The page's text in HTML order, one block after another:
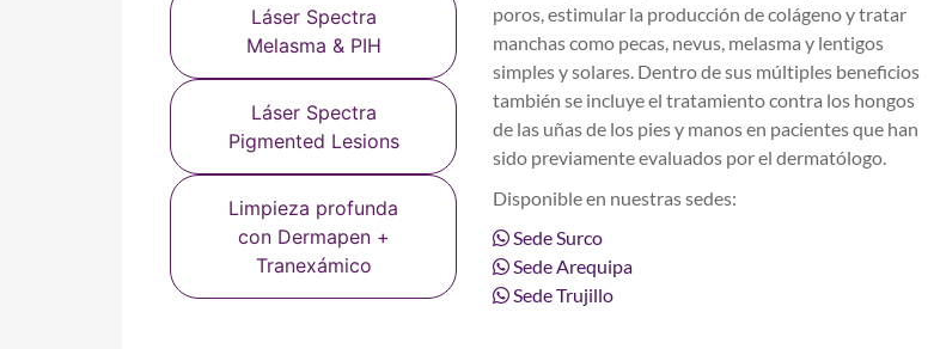
Láser Spectra
Melasma & PIH
Láser Spectra
Pigmented Lesions
Limpieza profunda
con Dermapen +
Tranexámico
poros, estimular la producción de colágeno y tratar
manchas como pecas, nevus, melasma y lentigos
simples y solares. Dentro de sus múltiples beneficios
también se incluye el tratamiento contra los hongos
de las uñas de los pies y manos en pacientes que han
sido previamente evaluados por el dermatólogo.
Disponible en nuestras sedes:
Sede Surco
Sede Arequipa
Sede Trujillo